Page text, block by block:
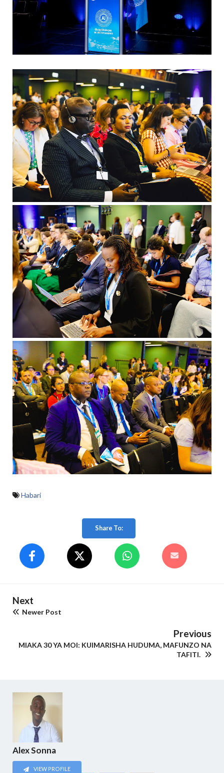
Habari
Share To:
Next
Newer Post
Previous
MIAKA 30 YA MOI: KUIMARISHA HUDUMA, MAFUNZO NA
TAFITI.
Alex Sonna
VIEW PROFILE